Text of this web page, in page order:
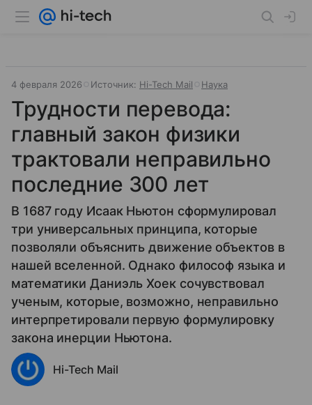
4 февраля 2026 Источник: Hi-Tech Mail Наука
Трудности перевода:
главный закон физики
трактовали неправильно
последние 300 лет
В 1687 году Исаак Ньютон сформулировал
три универсальных принципа, которые
позволяли объяснить движение объектов в
нашей вселенной. Однако философ языка и
математики Даниэль Хоек сочувствовал
ученым, которые, возможно, неправильно
интерпретировали первую формулировку
закона инерции Ньютона.
Hi-Tech Mail